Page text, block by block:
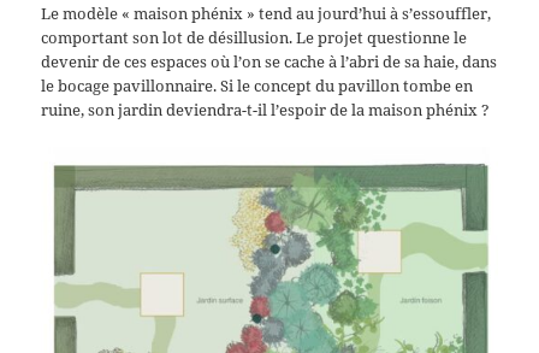
Le modèle « maison phénix » tend au jourd’hui à s’essouffler,
comportant son lot de désillusion. Le projet questionne le
devenir de ces espaces où l’on se cache à l’abri de sa haie, dans
le bocage pavillonnaire. Si le concept du pavillon tombe en
ruine, son jardin deviendra-t-il l’espoir de la maison phénix ?